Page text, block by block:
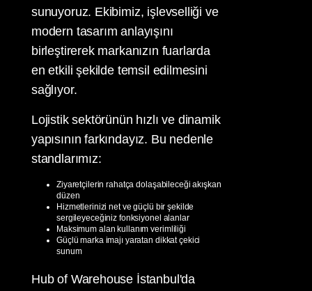
sunuyoruz. Ekibimiz, işlevselliği ve
modern tasarım anlayışını
birleştirerek markanızın fuarlarda
en etkili şekilde temsil edilmesini
sağlıyor.
Lojistik sektörünün hızlı ve dinamik
yapısının farkındayız. Bu nedenle
standlarımız:
Ziyaretçilerin rahatça dolaşabileceği akışkan
düzen
Hizmetlerinizi net ve güçlü bir şekilde
sergileyeceğiniz fonksiyonel alanlar
Maksimum alan kullanım verimliliği
Güçlü marka imajı yaratan dikkat çekici
sunum
Hub of Warehouse İstanbul'da